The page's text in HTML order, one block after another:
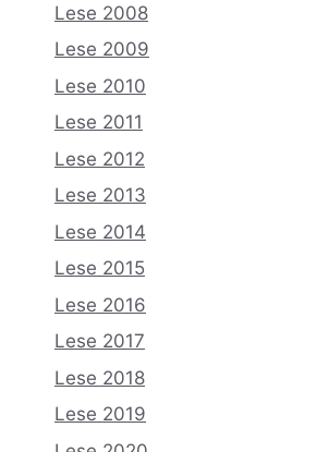
Lese 2008
Lese 2009
Lese 2010
Lese 2011
Lese 2012
Lese 2013
Lese 2014
Lese 2015
Lese 2016
Lese 2017
Lese 2018
Lese 2019